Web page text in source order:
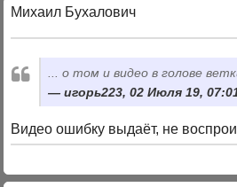
Михаил Бухалович
... о том и видео в голове
игорь223, 02 Июля 19,
Видео ошибку выдаёт, не